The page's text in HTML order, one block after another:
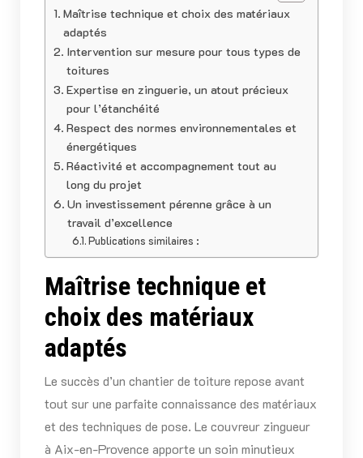
Maîtrise technique et choix des matériaux
adaptés
Intervention sur mesure pour tous types de
toitures
Expertise en zinguerie, un atout précieux
pour l’étanchéité
Respect des normes environnementales et
énergétiques
Réactivité et accompagnement tout au
long du projet
Un investissement pérenne grâce à un
travail d’excellence
Publications similaires :
Maîtrise technique et
choix des matériaux
adaptés
Le succès d’un chantier de toiture repose avant
tout sur une parfaite connaissance des matériaux
et des techniques de pose. Le couvreur zingueur
à Aix-en-Provence apporte un soin minutieux